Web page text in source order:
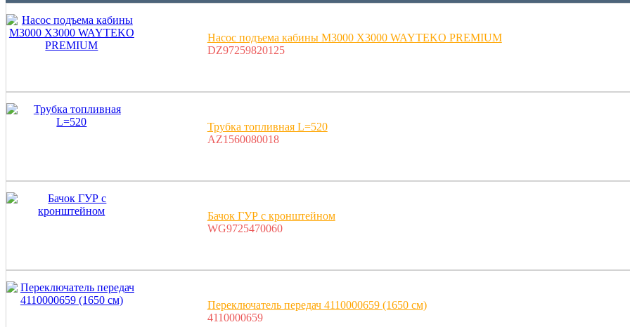
Насос подъема кабины M3000 X3000 WAYTEKO PREMIUM
DZ97259820125
Трубка топливная L=520
AZ1560080018
Бачок ГУР с кронштейном
WG9725470060
Переключатель передач 4110000659 (1650 см)
4110000659